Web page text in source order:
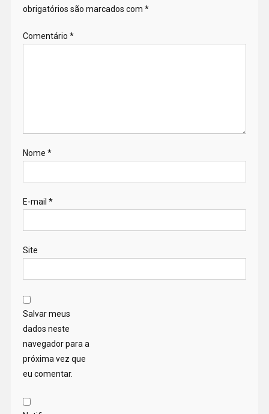
obrigatórios são marcados com *
Comentário *
Nome *
E-mail *
Site
Salvar meus
dados neste
navegador para a
próxima vez que
eu comentar.